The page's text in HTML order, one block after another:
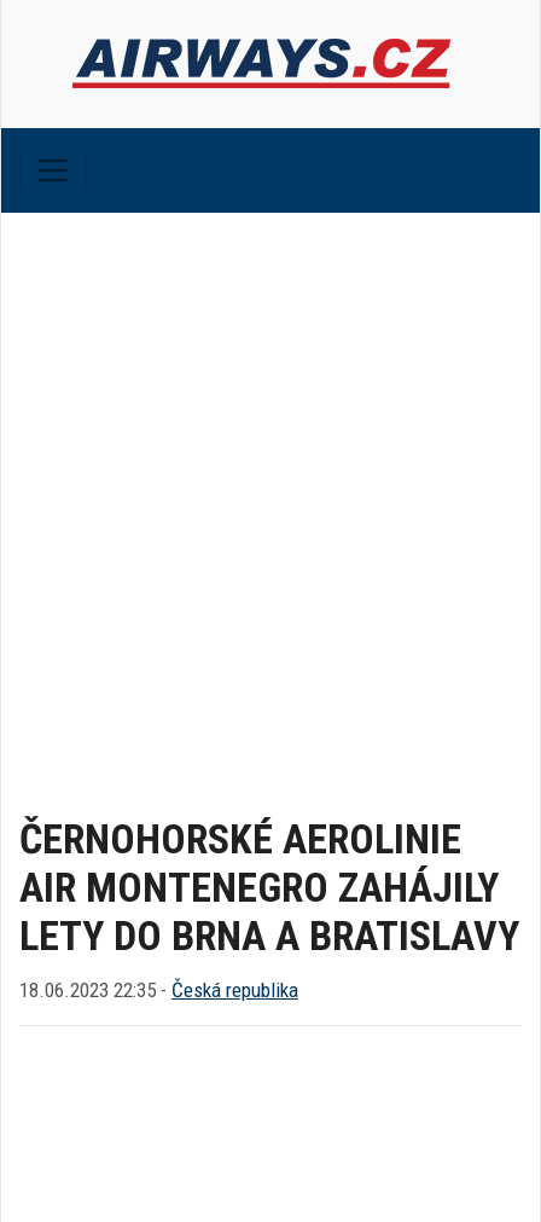
ČERNOHORSKÉ AEROLINIE
AIR MONTENEGRO ZAHÁJILY
LETY DO BRNA A BRATISLAVY
18.06.2023 22:35 - Česká republika